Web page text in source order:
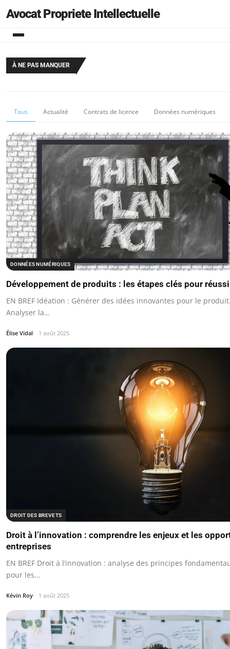
Avocat Propriete Intellectuelle
À NE PAS MANQUER
Tous Actualité Contrats de licence Données numériques
DONNÉES NUMÉRIQUES
Développement de produits : les étapes clés pour
EN BREF Idéation : Générer des idées innovantes pour le
Analyser la…
Élise Vidal 1 août 2025
DROIT DES BREVETS
Droit à l’innovation : comprendre les enjeux et les
entreprises
EN BREF Droit à l’innovation : analyse des principes
pour les…
Kévin Roy 1 août 2025